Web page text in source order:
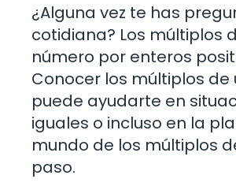
¿Alguna vez te has
cotidiana? Los múltiplos
número por enteros
Conocer los múltiplos
puede ayudarte en
iguales o incluso en la
mundo de los múltiplos
paso.